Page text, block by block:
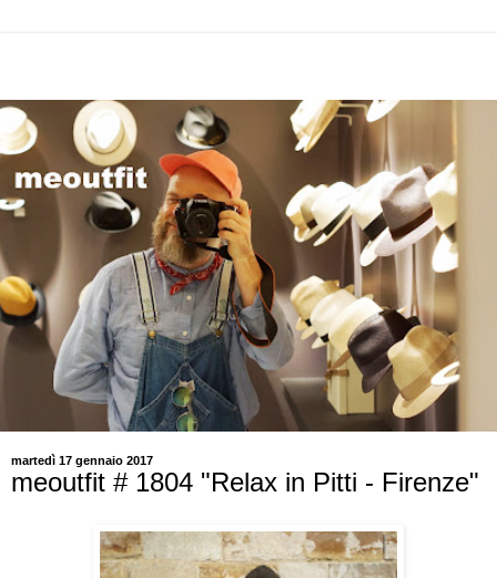
martedì 17 gennaio 2017
meoutfit # 1804 "Relax in Pitti - Firenze"